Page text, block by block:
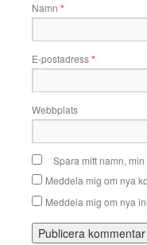
Namn *
E-postadress*
Webbplats
Spara mitt namn,
Meddela mig om nya
Meddela mig om nya